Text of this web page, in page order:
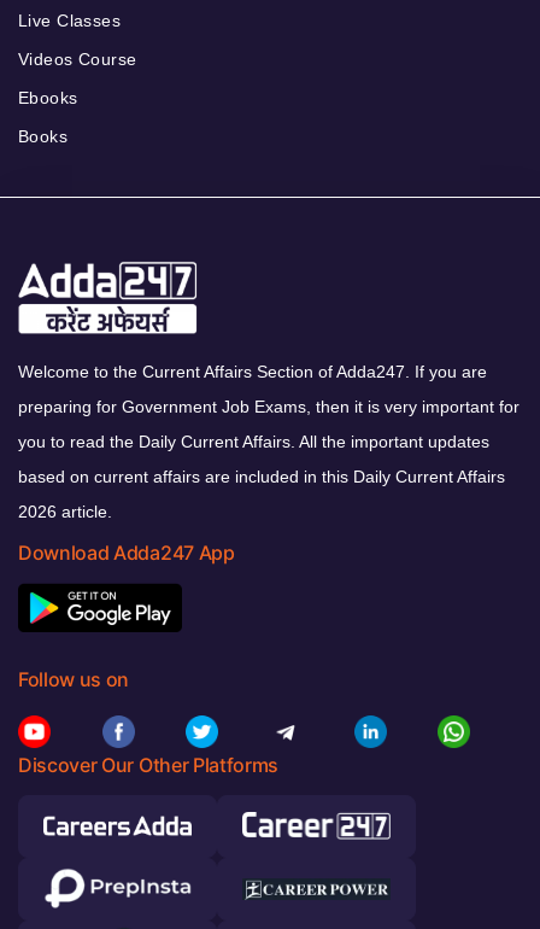
Live Classes
Videos Course
Ebooks
Books
Welcome to the Current Affairs Section of Adda247. If you are
preparing for Government Job Exams, then it is very important for
you to read the Daily Current Affairs. All the important updates
based on current affairs are included in this Daily Current Affairs
2026 article.
Download Adda247 App
Follow us on
Discover Our Other Platforms